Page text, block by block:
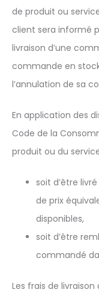
de produit ou
client sera informé
livraison d’une
commande en
l’annulation de sa
En application des
Code de la
produit ou du
soit d’être
de prix
disponibles,
soit d’être
commandé
Les frais de